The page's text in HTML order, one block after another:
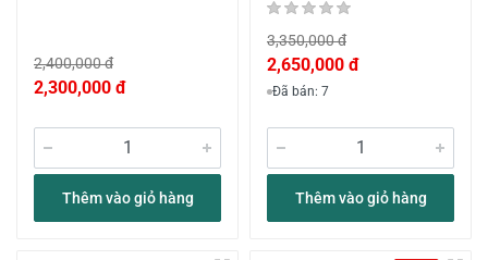
2,400,000 đ
2,300,000 đ
Thêm vào giỏ hàng
3,350,000 đ
2,650,000 đ
Đã bán: 7
Thêm vào giỏ hàng